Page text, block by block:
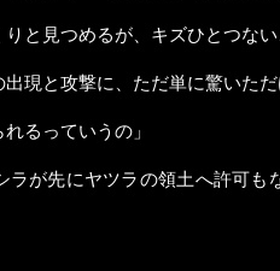
と見つめるが、キズひとつない
現と攻撃に、ただ単に驚いただ
るっていうの」
ラが先にヤツラの領土へ許可